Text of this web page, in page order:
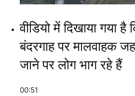
वीडियो में दिखाया गया है
बंदरगाह पर मालवाहक
जाने पर लोग भाग रहे हैं
00:51